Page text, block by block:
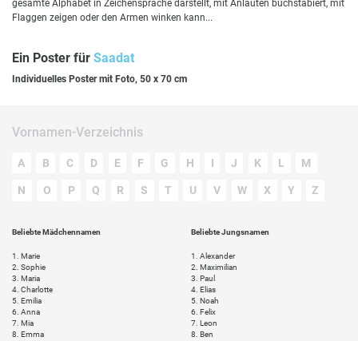
gesamte Alphabet in Zeichensprache darstellt, mit Anlauten buchstabiert, mit
Flaggen zeigen oder den Armen winken kann...
Ein Poster für Saadat
Individuelles Poster mit Foto, 50 x 70 cm
Vornamen-Verzeichnis
A B C D E F G H I J K L M
N O P Q R S T U V W X Y Z
Beliebte Mädchennamen
1.
Marie
2. Sophie
3. Maria
4. Charlotte
5. Emilia
6. Anna
7. Mia
8. Emma
Beliebte Jungsnamen
1.
Alexander
2. Maximilian
3. Paul
4. Elias
5. Noah
6. Felix
7. Leon
8. Ben